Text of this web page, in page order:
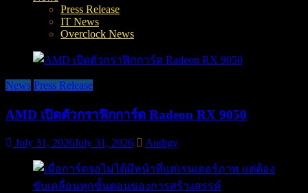
Press Release
IT News
Overclock News
News Press Release
AMD เปิดตัวกราฟิกการ์ด Radeon RX 9050
July 31, 2026July 31, 2026 Audigy